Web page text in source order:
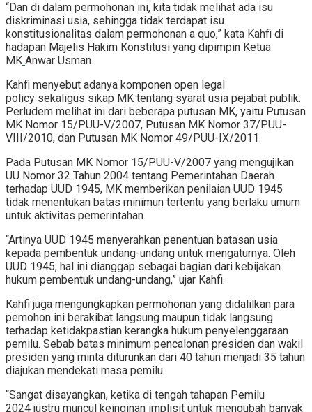
“Dan di dalam permohonan ini, kita tidak melihat ada isu
diskriminasi usia, sehingga tidak terdapat isu
konstitusionalitas dalam permohonan a quo,” kata Kahfi di
hadapan Majelis Hakim Konstitusi yang dipimpin Ketua
MK Anwar Usman.
Kahfi menyebut adanya komponen open legal
policy sekaligus sikap MK tentang syarat usia pejabat publik.
Perludem melihat ini dari beberapa putusan MK, yaitu Putusan
MK Nomor 15/PUU-V/2007, Putusan MK Nomor 37/PUU-
VIII/2010, dan Putusan MK Nomor 49/PUU-IX/2011.
Pada Putusan MK Nomor 15/PUU-V/2007 yang mengujikan
UU Nomor 32 Tahun 2004 tentang Pemerintahan Daerah
terhadap UUD 1945, MK memberikan penilaian UUD 1945
tidak menentukan batas minimun tertentu yang berlaku umum
untuk aktivitas pemerintahan.
“Artinya UUD 1945 menyerahkan penentuan batasan usia
kepada pembentuk undang-undang untuk mengaturnya. Oleh
UUD 1945, hal ini dianggap sebagai bagian dari kebijakan
hukum pembentuk undang-undang,” ujar Kahfi.
Kahfi juga mengungkapkan permohonan yang didalilkan para
pemohon ini berakibat langsung maupun tidak langsung
terhadap ketidakpastian kerangka hukum penyelenggaraan
pemilu. Sebab batas minimum pencalonan presiden dan wakil
presiden yang minta diturunkan dari 40 tahun menjadi 35 tahun
diajukan mendekati masa pemilu.
“Sangat disayangkan, ketika di tengah tahapan Pemilu
2024 justru muncul keinginan implisit untuk mengubah banyak